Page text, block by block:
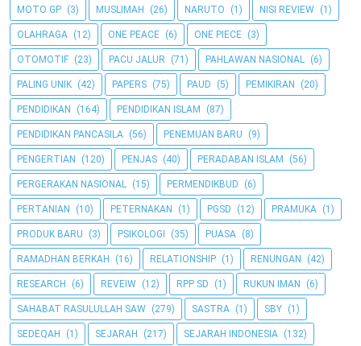
MOTO GP (3) MUSLIMAH (26) NARUTO (1) NISI REVIEW (1)
OLAHRAGA (12) ONE PEACE (6) ONE PIECE (3)
OTOMOTIF (23) PACU JALUR (71) PAHLAWAN NASIONAL (6)
PALING UNIK (42) PAPERS (75) PAUD (5) PEMIKIRAN (20)
PENDIDIKAN (164) PENDIDIKAN ISLAM (87)
PENDIDIKAN PANCASILA (56) PENEMUAN BARU (9)
PENGERTIAN (120) PENJAS (40) PERADABAN ISLAM (56)
PERGERAKAN NASIONAL (15) PERMENDIKBUD (6)
PERTANIAN (10) PETERNAKAN (1) PGSD (12) PRAMUKA (1)
PRODUK BARU (3) PSIKOLOGI (35) PUASA (8)
RAMADHAN BERKAH (16) RELATIONSHIP (1) RENUNGAN (42)
RESEARCH (6) REVEIW (12) RPP SD (1) RUKUN IMAN (6)
SAHABAT RASULULLAH SAW (279) SASTRA (1) SBY (1)
SEDEQAH (1) SEJARAH (217) SEJARAH INDONESIA (132)